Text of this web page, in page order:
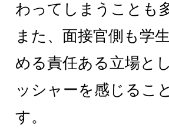
わってしまうことも
また、面接官側も学
める責任ある立場と
ッシャーを感じるこ
す。